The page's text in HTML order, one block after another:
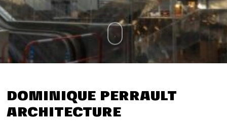
DOMINIQUE PERRAULT
ARCHITECTURE